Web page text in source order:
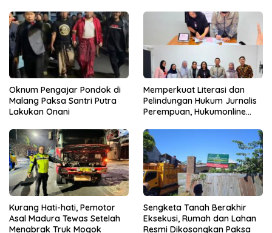
Oknum Pengajar Pondok di
Malang Paksa Santri Putra
Lakukan Onani
Memperkuat Literasi dan
Pelindungan Hukum Jurnalis
Perempuan, Hukumonline
Gratis
Kurang Hati-hati, Pemotor
Asal Madura Tewas Setelah
Menabrak Truk Mogok
Sengketa Tanah Berakhir
Eksekusi, Rumah dan Lahan
Resmi Dikosongkan Paksa